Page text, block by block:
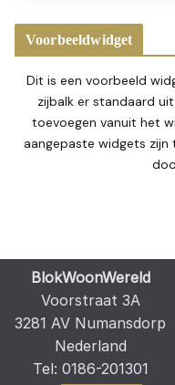
Voorbeeldwidget
Dit is een voorbeeld
zijbalk er standaard
toevoegen vanuit het
aangepaste widgets
BlokWoonWereld
Voorstraat 3A
3281 AV Numansdorp
Nederland
Tel: 0186-201301